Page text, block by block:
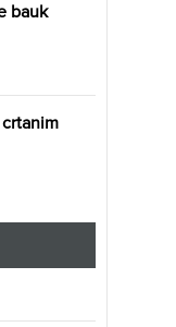
bauk